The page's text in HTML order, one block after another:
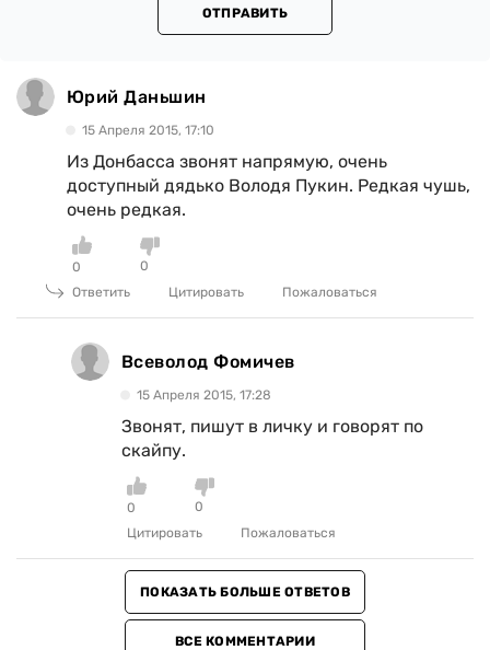
ОТПРАВИТЬ
Юрий Даньшин
15 Апреля 2015, 17:10
Из Донбасса звонят напрямую, очень
доступный дядько Володя Пукин. Редкая чушь,
очень редкая.
0
0
Ответить
Цитировать Пожаловаться
Всеволод Фомичев
15 Апреля 2015, 17:28
Звонят, пишут в личку и говорят по
скайпу.
0
0
Цитировать
Пожаловаться
ПОКАЗАТЬ БОЛЬШЕ ОТВЕТОВ
ВСЕ КОММЕНТАРИИ